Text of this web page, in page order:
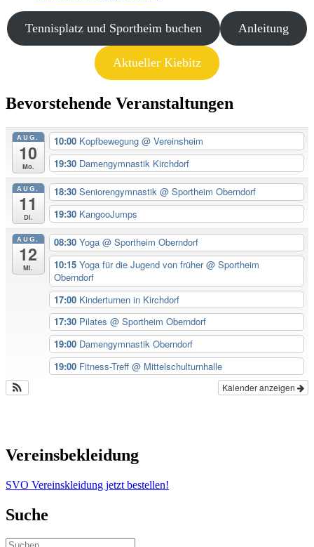
Tennisplatz und Sportheim buchen Anleitung
Aktueller Kiebitz
Bevorstehende Veranstaltungen
AUG.
10
Mo.
10:00 Kopfbewegung @ Vereinsheim
19:30 Damengymnastik Kirchdorf
AUG.
11
Di.
18:30 Seniorengymnastik @ Sportheim Oberndorf
19:30 KangooJumps
AUG.
12
Mi.
08:30 Yoga @ Sportheim Oberndorf
10:15 Yoga für die Jugend von früher@ Sportheim
Oberndorf
17:00 Kinderturnen in Kirchdorf
17:30 Pilates @ Sportheim Oberndorf
19:00 Damengymnastik Oberndorf
19:00 Fitness-Treff @ Mittelschulturnhalle
Kalender anzeigen
Vereinsbekleidung
SVO Vereinskleidung jetzt bestellen!
Suche
Suchen